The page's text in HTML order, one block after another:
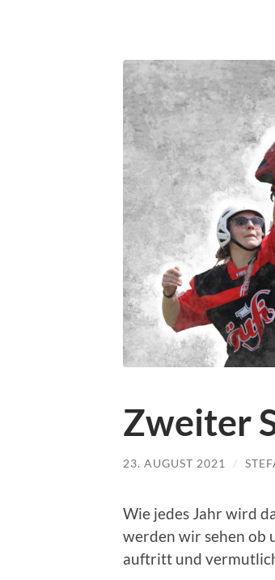
Zweiter
23. AUGUST 2021 /
Wie jedes Jahr wird
werden wir sehen ob
auftritt und